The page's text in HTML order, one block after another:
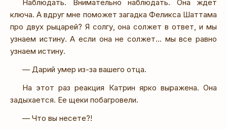
Наблюдать. Внимательно наблюдать. Она ждет
ключа. А вдруг мне поможет загадка Феликса Шаттама
про двух рыцарей? Я солгу, она солжет в ответ, и мы
узнаем истину. А если она не солжет… мы все равно
узнаем истину.
— Дарий умер из-за вашего отца.
На этот раз реакция Катрин ярко выражена. Она
задыхается. Ее щеки побагровели.
— Что вы несете?!